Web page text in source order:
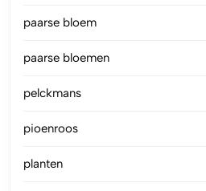
paarse bloem
paarse bloemen
pelckmans
pioenroos
planten